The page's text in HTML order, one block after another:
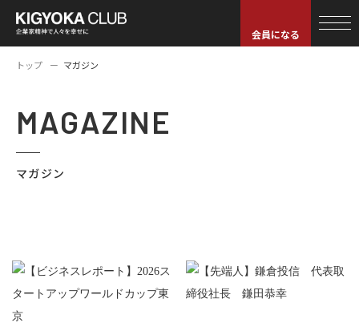
会員になる
トップ マガジン
MAGAZINE
マガジン